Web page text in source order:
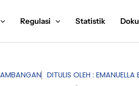
Regulasi Statistik
DITULIS OLEH :